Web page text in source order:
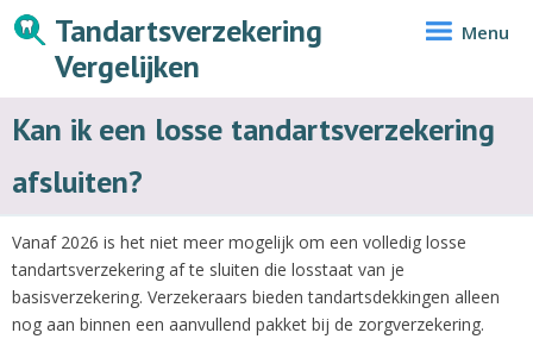
Tandartsverzekering
Vergelijken
Menu
Kan ik een losse tandartsverzekering
afsluiten?
Vanaf 2026 is het niet meer mogelijk om een volledig losse
tandartsverzekering af te sluiten die losstaat van je
basisverzekering. Verzekeraars bieden tandartsdekkingen alleen
nog aan binnen een aanvullend pakket bij de zorgverzekering.